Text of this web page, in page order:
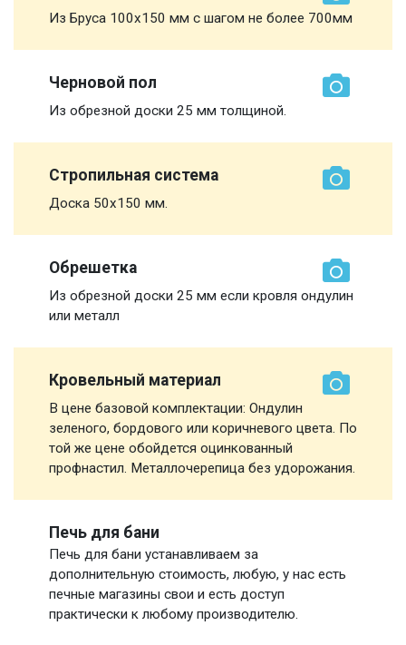
Из Бруса 100х150 мм с шагом не более 700мм
Черновой пол
Из обрезной доски 25 мм толщиной.
Стропильная система
Доска 50х150 мм.
Обрешетка
Из обрезной доски 25 мм если кровля ондулин
или металл
Кровельный материал
В цене базовой комплектации: Ондулин
зеленого, бордового или коричневого цвета. По
той же цене обойдется оцинкованный
профнастил. Металлочерепица без удорожания.
Печь для бани
Печь для бани устанавливаем за
дополнительную стоимость, любую, у нас есть
печные магазины свои и есть доступ
практически к любому производителю.